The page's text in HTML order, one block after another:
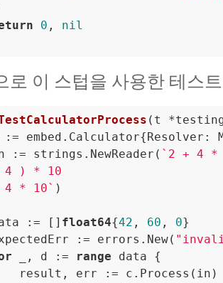
0 , nil
로 이 스텁을 사용한 테스
(t
:= embed.Calculator{Resolver:
:= strings.NewReader(
`2 + 4 *
4 ) * 10
* 10` )
:= []
float64{42 , 60 , 0}
:= errors.New(
_, d := range data {
result, err := c.Process(in)